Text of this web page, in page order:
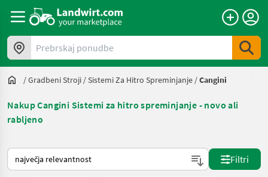
Prebrskaj ponudbe
/Gradbeni Stroji /Sistemi Za Hitro Spreminjanje /Cangini
Nakup Cangini Sistemi za hitro spreminjanje - novo ali
rabljeno
Tako je razvrščeno na Landwirt.com
Filtri